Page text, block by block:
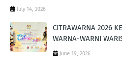
July 14, 2026
CITRAWARNA 2026
WARNA-WARNI
June 19, 2026